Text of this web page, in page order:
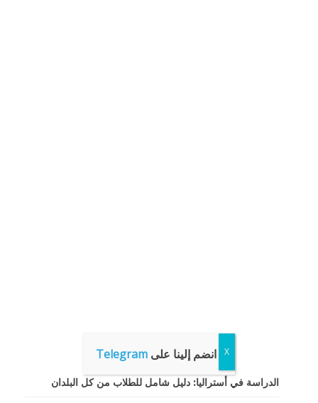
الدراسة في أستراليا: دليل شامل للطلاب من كل البلدان
انضم إلينا على Telegram